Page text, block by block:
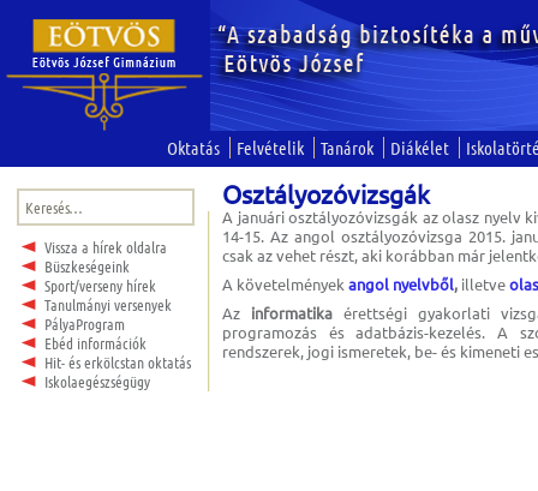
Oktatás Felvételik Tanárok Diákélet
Keresés:
Vissza a hírek oldalra
Büszkeségeink
Sport/verseny hírek
Tanulmányi versenyek
PályaProgram
Ebéd információk
Hit- és erkölcstan oktatás
Iskolaegészségügy
Osztályozóvizsgák
A januári osztályozóvizsgák az olasz nyelv
14-15. Az angol osztályozóvizsga 2015.
csak az vehet részt, aki korábban már
A követelményekangol nyelvből, illetve
Az informatika érettségi gyakorlati
programozás és adatbázis-kezelés. A
rendszerek, jogi ismeretek, be- és kimeneti